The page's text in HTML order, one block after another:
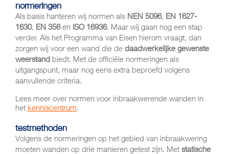
normeringen
Als basis hanteren wij normen als NEN 5096, EN 1627-
1630, EN 356en ISO 16936. Maar wij gaan nog een stap
verder. Als het Programma van Eisen hierom vraagt, dan
zorgen wij voor een wand die de daadwerkelijke gewenste
weerstand biedt. Met de officiële normeringen als
uitgangspunt, maar nog eens extra beproefd volgens
aanvullende criteria.
Lees meer over normen voor inbraakwerende wanden in
het kenniscentrum.
testmethoden
Volgens de normeringen op het gebied van inbraakwering
moeten wanden op drie manieren getest zijn. Met statische